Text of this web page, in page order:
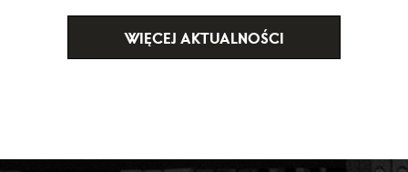
WIĘCEJ AKTUALNOŚCI